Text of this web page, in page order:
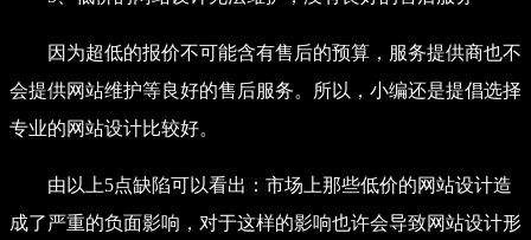
因为超低的报价不可能含有售后的预算，服务提供商也不
会提供网站维护等良好的售后服务。所以，小编还是提倡选择
专业的网站设计比较好。
由以上5点缺陷可以看出：市场上那些低价的网站设计造
成了严重的负面影响，对于这样的影响也许会导致网站设计形